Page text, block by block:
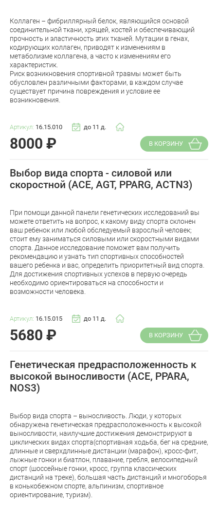
Коллаген – фибриллярный белок, являющийся основой
соединительной ткани, хрящей, костей и обеспечивающий
прочность и эластичность этих тканей. Мутации в генах,
кодирующих коллаген, приводят к изменениям в
метаболизме коллагена, а часто к изменениям его
характеристик.
Риск возникновения спортивной травмы может быть
обусловлен различными факторами, в каждом случае
существует причина повреждения и условие ее
возникновения.
Артикул: 16.15.010 до 11 д.
8000 ₽ В КОРЗИНУ
Выбор вида спорта - силовой или
скоростной (ACE, AGT, PPARG, ACTN3)
При помощи данной панели генетических исследований вы
можете ответить на вопрос, к какому виду спорта склонен
ваш ребенок или любой обследуемый взрослый человек;
стоит ему заниматься силовыми или скоростными видами
спорта. Данное исследование поможет вам получить
рекомендацию и узнать тип спортивных способностей
вашего ребенка и вас, определить приоритетный вид спорта.
Для достижения спортивных успехов в первую очередь
необходимо ориентироваться на способности и
возможности человека.
Артикул: 16.15.015 до 11 д.
5680 ₽ В КОРЗИНУ
Генетическая предрасположенность к
высокой выносливости (ACE, PPARA,
NOS3)
Выбор вида спорта – выносливость. Люди, у которых
обнаружена генетическая предрасположенность к высокой
выносливости, наилучшие достижения демонстрируют в
циклических видах спорта(спортивная ходьба, бег на средние,
длинные и сверхдлинные дистанции (марафон), кросс-фит,
лыжные гонки и биатлон, плавание, гребля, велосипедный
спорт (шоссейные гонки, кросс, группа классических
дистанций на треке), большая часть дистанций и многоборья
в конькобежном спорте, альпинизм, спортивное
ориентирование, туризм).